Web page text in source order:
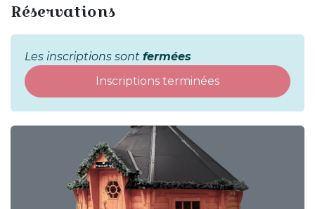
Réservations
Les inscriptions sont fermées
Inscriptions terminées